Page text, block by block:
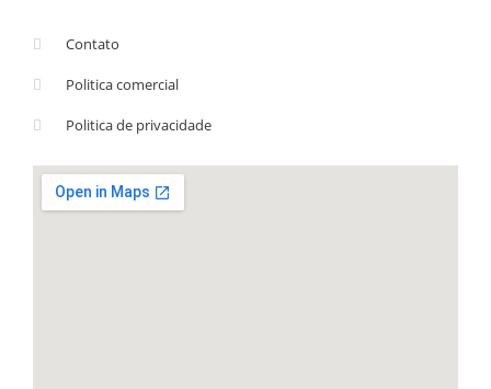
Contato
Politica comercial
Politica de privacidade